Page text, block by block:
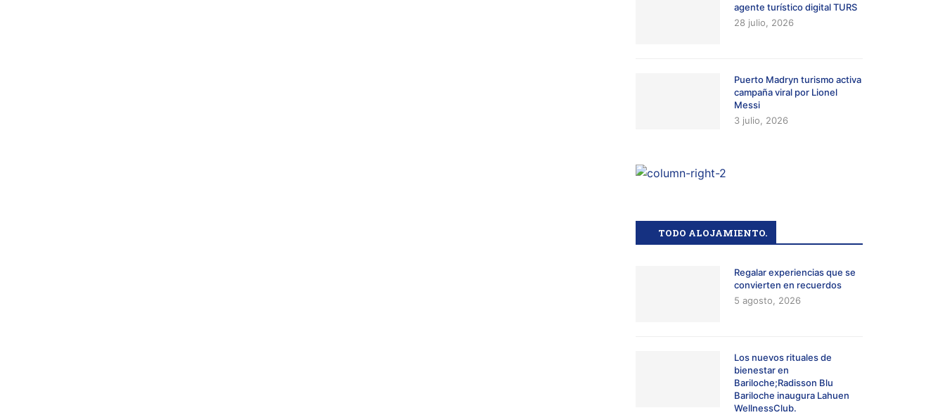
agente turístico digital TURS
28 julio, 2026
Puerto Madryn turismo activa
campaña viral por Lionel
Messi
3 julio, 2026
TODO ALOJAMIENTO.
Regalar experiencias que se
convierten en recuerdos
5 agosto, 2026
Los nuevos rituales de
bienestar en
Bariloche;Radisson Blu
Bariloche inaugura Lahuen
WellnessClub.